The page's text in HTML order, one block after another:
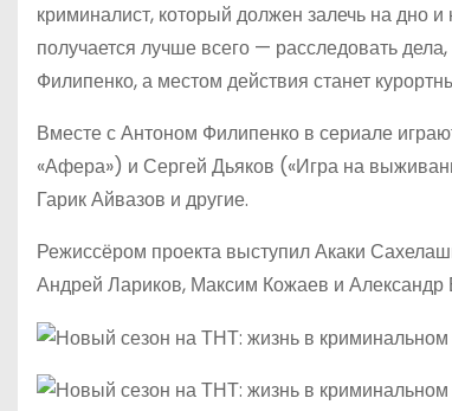
криминалист, который должен залечь на дно
получается лучше всего — расследовать
Филипенко, а местом действия станет
Вместе с Антоном Филипенко в сериале
«Афера») и Сергей Дьяков («Игра на
Гарик Айвазов и другие.
Режиссёром проекта выступил Акаки
Андрей Лариков, Максим Кожаев и Александр